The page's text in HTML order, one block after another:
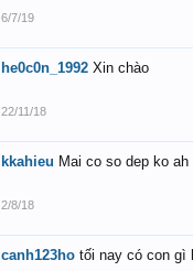
6/7/19
he0c0n_1992 Xin chào
22/11/18
kkahieu Mai co so dep ko ah
2/8/18
canh123ho tối nay có con gì